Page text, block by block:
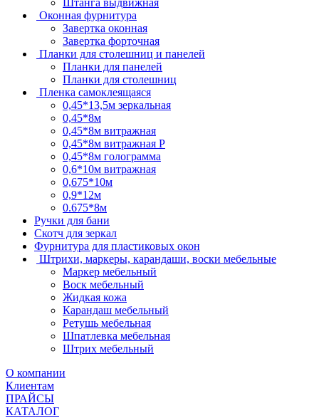
Оконная фурнитура
Завертка оконная
Завертка форточная
Планки для столешниц и панелей
Планки для панелей
Планки для столешниц
Пленка самоклеящаяся
0,45*13,5м зеркальная
0,45*8м
0,45*8м витражная
0,45*8м витражная Р
0,45*8м голограмма
0,6*10м витражная
0,675*10м
0,9*12м
0.675*8м
Ручки для бани
Скотч для зеркал
Фурнитура для пластиковых окон
Штрихи, маркеры, карандаши, воски мебельные
Маркер мебельный
Воск мебельный
Жидкая кожа
Карандаш мебельный
Ретушь мебельная
Шпатлевка мебельная
Штрих мебельный
О компании
Клиентам
ПРАЙСЫ
КАТАЛОГ